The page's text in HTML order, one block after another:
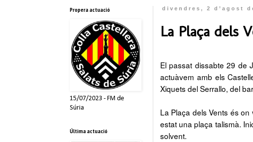
divendres, 2 d’agost
La Plaça dels
El passat dissabte 29 de
actuàvem amb els
Xiquets del Serrallo, del
La Plaça dels Vents és
estat una plaça talismà.
solvent.
Propera actuació
15/07/2023 - FM de
Súria
Última actuació